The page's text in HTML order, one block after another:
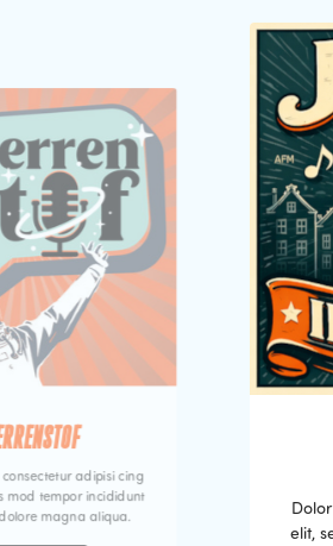
adipisi cing
mod tempor incididunt
magna aliqua.
elit,